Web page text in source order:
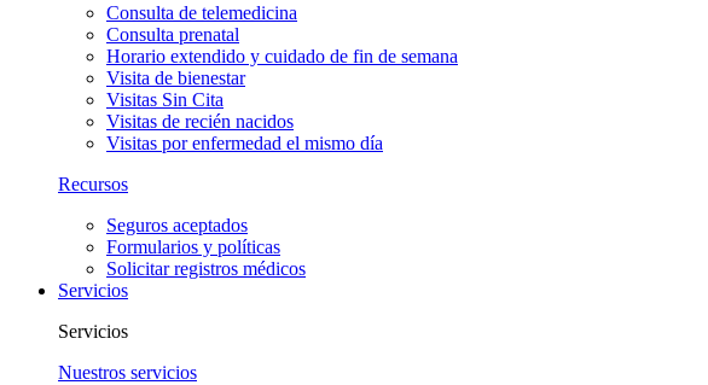
Consulta de telemedicina
Consulta prenatal
Horario extendido y cuidado de fin de semana
Visita de bienestar
Visitas Sin Cita
Visitas de recién nacidos
Visitas por enfermedad el mismo día
Recursos
Seguros aceptados
Formularios y políticas
Solicitar registros médicos
Servicios
Servicios
Nuestros servicios